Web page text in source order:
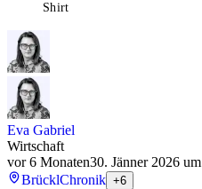
Shirt
Eva Gabriel
Wirtschaft
vor 6 Monaten30. Jänner 2026
BrücklChronik +6